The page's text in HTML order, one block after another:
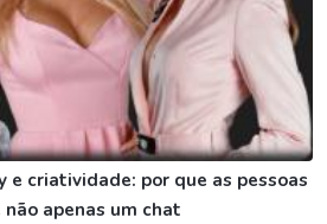
e criatividade: por que as pessoas
apenas um chat